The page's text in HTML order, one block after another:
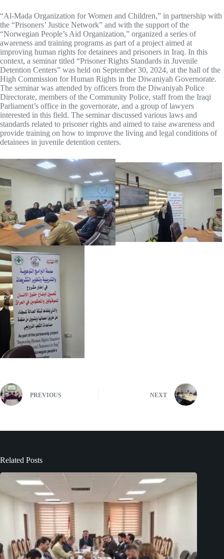
“Al-Mada Organization for Women and Children,” in partnership with
the “Prisoners’ Justice Network” and with the support of the
“Norwegian People’s Aid Organization,” organized a series of
awareness and training programs as part of a project aimed at
improving human rights for detainees and prisoners in Iraq. In this
context, a seminar titled “Prisoner Rights Standards in Juvenile
Detention Centers” was held on September 30, 2024, at the hall of the
High Commission for Human Rights in the Diwaniyah Governorate.
The seminar was attended by officers from the Diwaniyah Police
Directorate, members of the Community Police, staff from the Iraqi
Parliament’s office in the governorate, and a group of lawyers
interested in this field. The seminar discussed various laws and
standards related to prisoner rights and aimed to raise awareness and
provide training on how to improve the living and legal conditions of
detainees in juvenile detention centers.
PREVIOUS NEXT
Related Posts